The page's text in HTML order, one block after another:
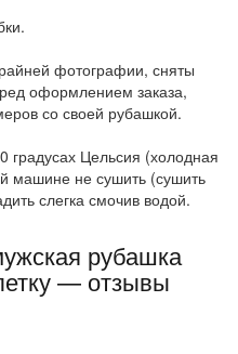
фотографии, сняты
оформлением заказа,
со своей рубашкой.
градусах Цельсия (холодная
машине не сушить (сушить
слегка смочив водой.
рубашка
— отзывы